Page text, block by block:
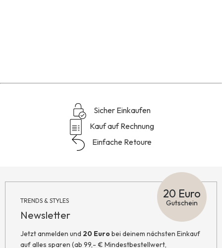
Sicher Einkaufen
Kauf auf Rechnung
Einfache Retoure
TRENDS & STYLES
Newsletter
20 Euro
Gutschein
Jetzt anmelden und 20 Eurobei deinem nächsten Einkauf
auf alles sparen (ab 99,- € Mindestbestellwert,